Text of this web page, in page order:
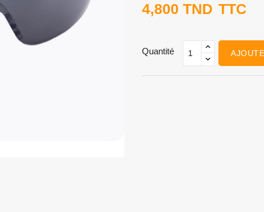
4,800 TND TTC
Quantité